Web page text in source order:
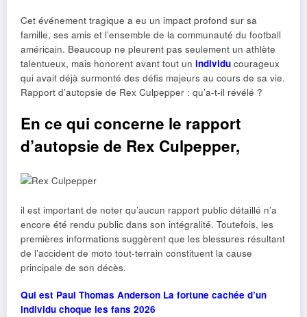
Cet événement tragique a eu un impact profond sur sa
famille, ses amis et l’ensemble de la communauté du football
américain. Beaucoup ne pleurent pas seulement un athlète
talentueux, mais honorent avant tout un individu courageux
qui avait déjà surmonté des défis majeurs au cours de sa vie.
Rapport d’autopsie de Rex Culpepper : qu’a-t-il révélé ?
En ce qui concerne le rapport
d’autopsie de Rex Culpepper,
il est important de noter qu’aucun rapport public détaillé n’a
encore été rendu public dans son intégralité. Toutefois, les
premières informations suggèrent que les blessures résultant
de l’accident de moto tout-terrain constituent la cause
principale de son décès.
Qui est Paul Thomas Anderson La fortune cachée d’un
individu choque les fans 2026